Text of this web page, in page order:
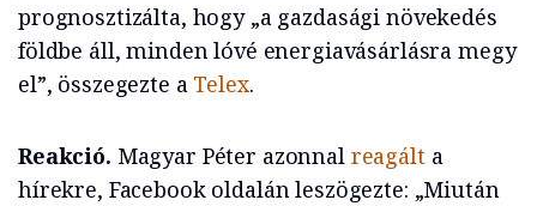
prognosztizálta, hogy „a gazdasági növekedés
földbe áll, minden lóvé energiavásárlásra megy
el”, összegezte a Telex.
Reakció. Magyar Péter azonnal reagálta
hírekre, Facebook oldalán leszögezte: „Miután